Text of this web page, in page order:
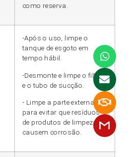
como reserva.
-Após o uso, limpe o
tanque de esgoto em
tempo hábil.
-Desmonte e limpe o filtro
e o tubo de sucção.
- Limpe a parte externa
para evitar que resíduos
de produtos de limpeza
causem corrosão.